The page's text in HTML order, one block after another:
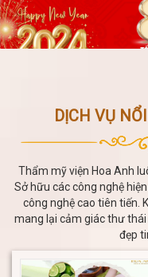
DỊCH VỤ
Thẩm mỹ viện Hoa Anh
Sở hữu các công nghệ
công nghệ cao tiên tiến.
mang lại cảm giác thư
đẹp